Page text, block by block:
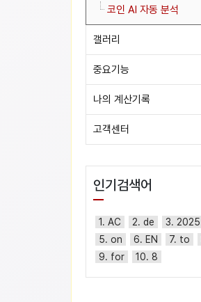
코인 AI 자동 분석
갤러리
중요기능
나의 계산기록
고객센터
인기검색어
1. AC 2. de 3. 2025
5. on
6. EN 7. to
9. for
10. 8